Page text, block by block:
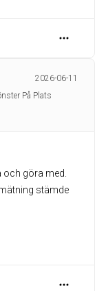
2026-06-11
På Plats
och göra med.
stämde